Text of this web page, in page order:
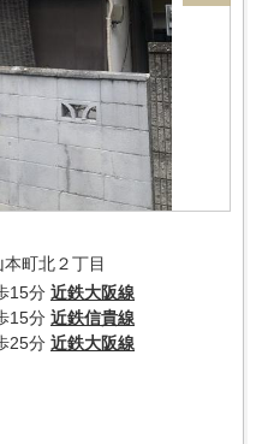
本町北２丁目
15分 近鉄大阪線
15分 近鉄信貴線
25分 近鉄大阪線